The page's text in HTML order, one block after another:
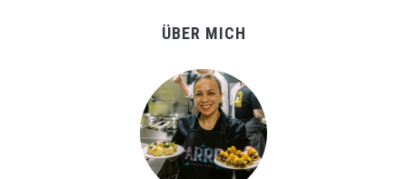
ÜBER MICH